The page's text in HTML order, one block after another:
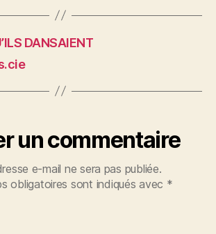
DANSAIENT
un commentaire
e-mail ne sera pas publiée.
obligatoires sont indiqués avec *